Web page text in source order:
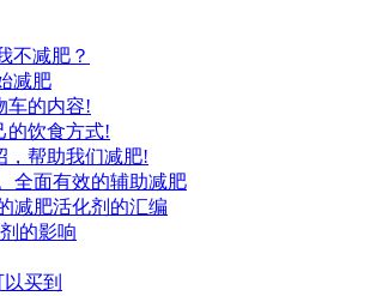
不减肥？
减肥
车的内容!
的饮食方式!
，帮助我们减肥!
全面有效的辅助减肥
减肥活化剂的汇编
的影响
买到